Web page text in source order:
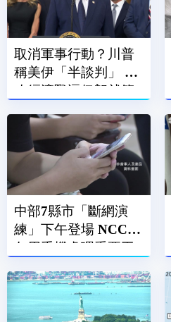
取消軍事行動？川普
稱美伊「半談判」 擬
改經濟戰逼伊朗就範
中部7縣市「斷網演
練」下午登場 NCC：
勿用手機處理重要工